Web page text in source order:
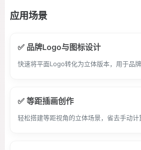
应用场景
✅ 品牌Logo与图标设计
快速将平面Logo转化为立体版本，用于品
✅ 等距插画创作
轻松搭建等距视角的立体场景，省去手动计